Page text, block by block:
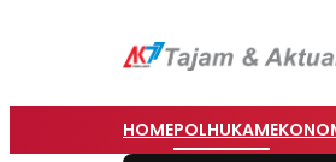
HOMEPOLHUKAM